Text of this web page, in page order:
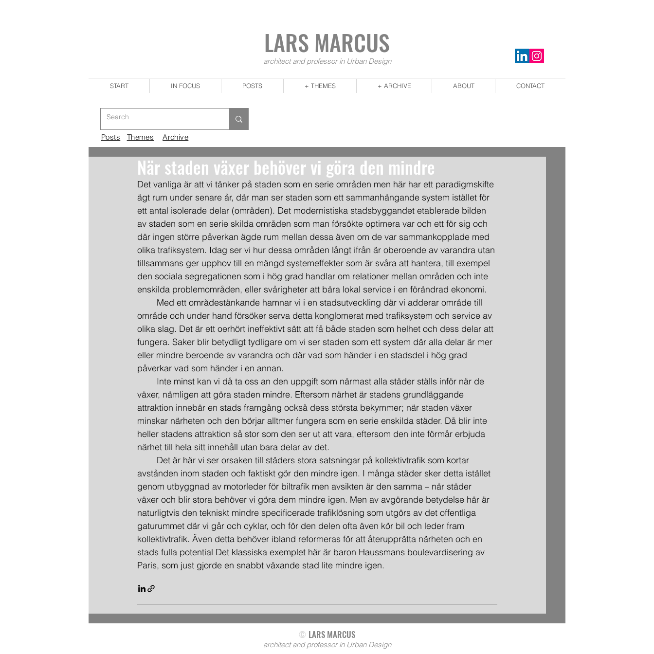
LARS MARCUS
architect and professor in Urban Design
START IN FOCUS POSTS + THEMES + ARCHIVE ABOUT CONTACT
Posts Themes Archive
När staden växer behöver vi göra den mindre
Det vanliga är att vi tänker på staden som en serie områden men här har ett paradigmskifte
ägt rum under senare år, där man ser staden som ett sammanhängande system istället för
ett antal isolerade delar (områden). Det modernistiska stadsbyggandet etablerade bilden
av staden som en serie skilda områden som man försökte optimera var och ett för sig och
där ingen större påverkan ägde rum mellan dessa även om de var sammankopplade med
olika trafiksystem. Idag ser vi hur dessa områden långt ifrån är oberoende av varandra utan
tillsammans ger upphov till en mängd systemeffekter som är svåra att hantera, till exempel
den sociala segregationen som i hög grad handlar om relationer mellan områden och inte
enskilda problemområden, eller svårigheter att bära lokal service i en förändrad ekonomi.
område och under hand försöker serva detta konglomerat med trafiksystem och service av
olika slag. Det är ett oerhört ineffektivt sätt att få både staden som helhet och dess delar att
fungera. Saker blir betydligt tydligare om vi ser staden som ett system där alla delar är mer
eller mindre beroende av varandra och där vad som händer i en stadsdel i hög grad
påverkar vad som händer i en annan.
växer, nämligen att göra staden mindre. Eftersom närhet är stadens grundläggande
attraktion innebär en stads framgång också dess största bekymmer; när staden växer
minskar närheten och den börjar alltmer fungera som en serie enskilda städer. Då blir inte
heller stadens attraktion så stor som den ser ut att vara, eftersom den inte förmår erbjuda
närhet till hela sitt innehåll utan bara delar av det.
avstånden inom staden och faktiskt gör den mindre igen. I många städer sker detta istället
genom utbyggnad av motorleder för biltrafik men avsikten är den samma – när städer
växer och blir stora behöver vi göra dem mindre igen. Men av avgörande betydelse här är
naturligtvis den tekniskt mindre specificerade trafiklösning som utgörs av det offentliga
gaturummet där vi går och cyklar, och för den delen ofta även kör bil och leder fram
kollektivtrafik. Även detta behöver ibland reformeras för att återupprätta närheten och en
stads fulla potential Det klassiska exemplet här är baron Haussmans boulevardisering av
Paris, som just gjorde en snabbt växande stad lite mindre igen.
© LARS MARCUS
architect and professor in Urban Design